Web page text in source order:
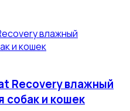
Recovery влажный
собак и кошек